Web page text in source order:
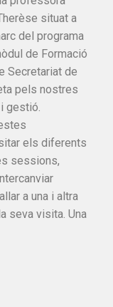
situat a
del programa
de Formació
Secretariat de
pels nostres
gestió.
els diferents
sessions,
a una i altra
seva visita. Una